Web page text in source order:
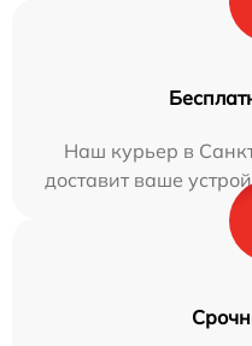
Наш курьер в
доставит ваше